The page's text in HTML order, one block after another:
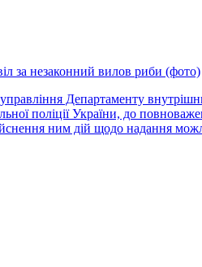
за незаконний вилов риби (фото)
Департаменту
поліції України, до
ним дій щодо надання